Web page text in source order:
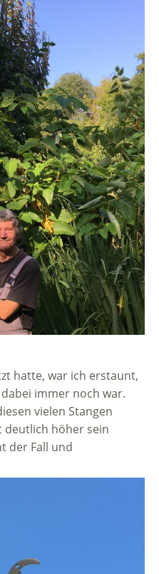
hatte, war ich erstaunt,
immer noch war.
vielen Stangen
deutlich höher sein
der Fall und